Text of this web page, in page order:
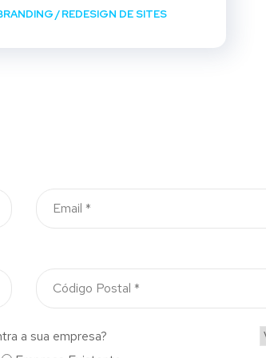
/REDESIGN DE SITES
a sua empresa?